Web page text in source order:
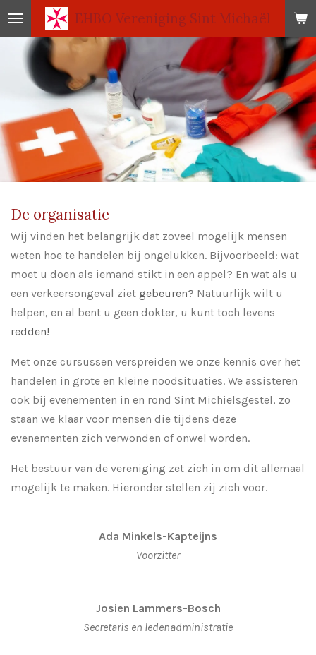
Ga
direct
naar
hoofdinhoud
EHBO Vereniging Sint Michaël
De organisatie
Wij vinden het belangrijk dat zoveel mogelijk mensen
weten hoe te handelen bij ongelukken. Bijvoorbeeld: wat
moet u doen als iemand stikt in een appel? En wat als u
een verkeersongeval ziet gebeuren? Natuurlijk wilt u
helpen, en al bent u geen dokter, u kunt toch levens
redden!
Met onze cursussen verspreiden we onze kennis over het
handelen in grote en kleine noodsituaties. We assisteren
ook bij evenementen in en rond Sint Michielsgestel, zo
staan we klaar voor mensen die tijdens deze
evenementen zich verwonden of onwel worden.
Het bestuur van de vereniging zet zich in om dit allemaal
mogelijk te maken. Hieronder stellen zij zich voor.
Ada Minkels-Kapteijns
Voorzitter
Josien Lammers-Bosch
Secretaris en ledenadministratie